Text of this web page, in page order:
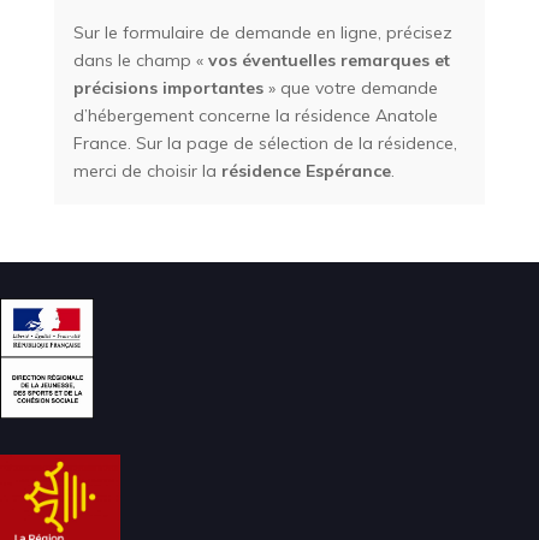
Sur le formulaire de demande en ligne, précisez
dans le champ « vos éventuelles remarques et
précisions importantes» que votre demande
d’hébergement concerne la résidence Anatole
France. Sur la page de sélection de la résidence,
merci de choisir la résidence Espérance.